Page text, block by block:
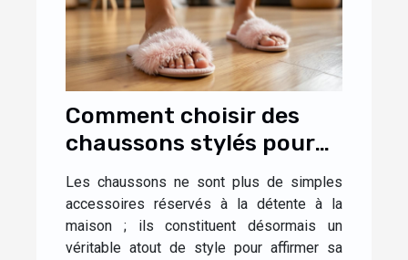
Comment choisir des
chaussons stylés pour
un confort optimal à la
maison ?
Les chaussons ne sont plus de simples
accessoires réservés à la détente à la
maison ; ils constituent désormais un
véritable atout de style pour affirmer sa